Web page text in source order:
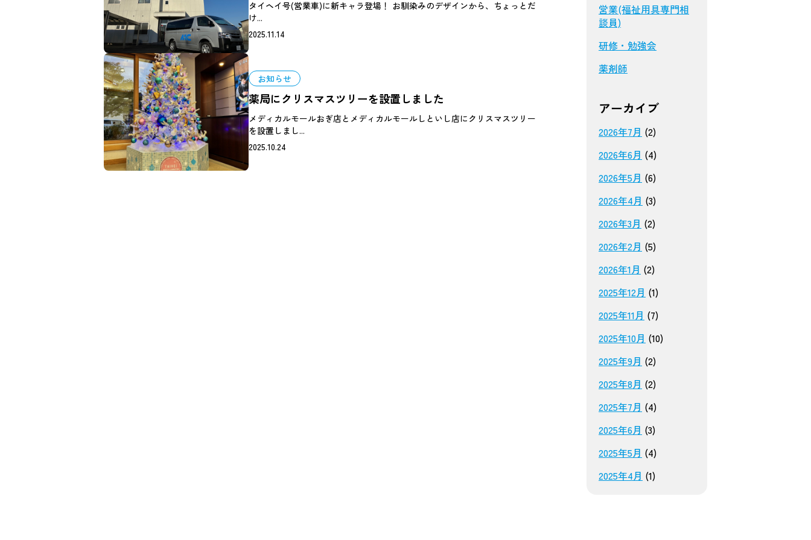
タイヘイ号(営業車)に新キャラ登場！ お馴染みのデザインから、ちょっとだ
け...
2025.11.14
お知らせ
薬局にクリスマスツリーを設置しました
メディカルモールおぎ店とメディカルモールしといし店にクリスマスツリー
を設置しまし...
2025.10.24
営業(福祉用具専門相
談員)
研修・勉強会
薬剤師
アーカイブ
2026年7月 (2)
2026年6月 (4)
2026年5月 (6)
2026年4月 (3)
2026年3月 (2)
2026年2月 (5)
2026年1月 (2)
2025年12月 (1)
2025年11月 (7)
2025年10月 (10)
2025年9月 (2)
2025年8月 (2)
2025年7月 (4)
2025年6月 (3)
2025年5月 (4)
2025年4月 (1)